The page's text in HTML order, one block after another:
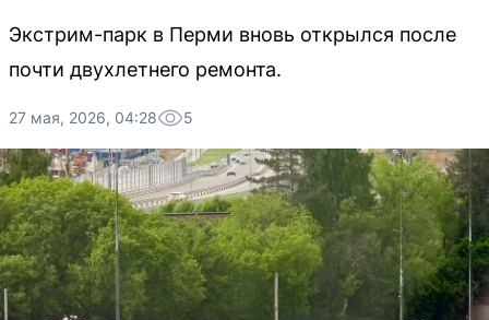
Экстрим-парк в Перми вновь открылся после
почти двухлетнего ремонта.
27 мая, 2026, 04:28 5